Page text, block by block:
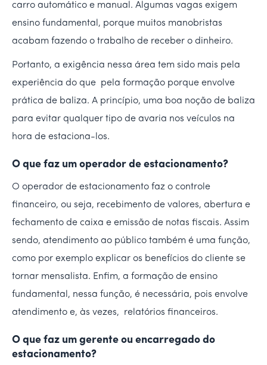
carro automático e manual. Algumas vagas exigem
ensino fundamental, porque muitos manobristas
acabam fazendo o trabalho de receber o dinheiro.
Portanto, a exigência nessa área tem sido mais pela
experiência do que pela formação porque envolve
prática de baliza. A princípio, uma boa noção de baliza
para evitar qualquer tipo de avaria nos veículos na
hora de estaciona-los.
O que faz um operador de estacionamento?
O operador de estacionamento faz o controle
financeiro, ou seja, recebimento de valores, abertura e
fechamento de caixa e emissão de notas fiscais. Assim
sendo, atendimento ao público também é uma função,
como por exemplo explicar os benefícios do cliente se
tornar mensalista. Enfim, a formação de ensino
fundamental, nessa função, é necessária, pois envolve
atendimento e, às vezes, relatórios financeiros.
O que faz um gerente ou encarregado do
estacionamento?